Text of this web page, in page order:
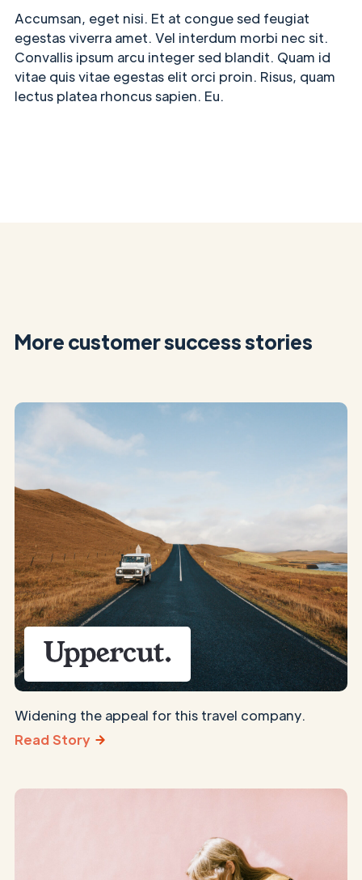
Accumsan, eget nisi. Et at congue sed feugiat
egestas viverra amet. Vel interdum morbi nec sit.
Convallis ipsum arcu integer sed blandit. Quam id
vitae quis vitae egestas elit orci proin. Risus, quam
lectus platea rhoncus sapien. Eu.
More customer success stories
Widening the appeal for this travel company.
Read Story